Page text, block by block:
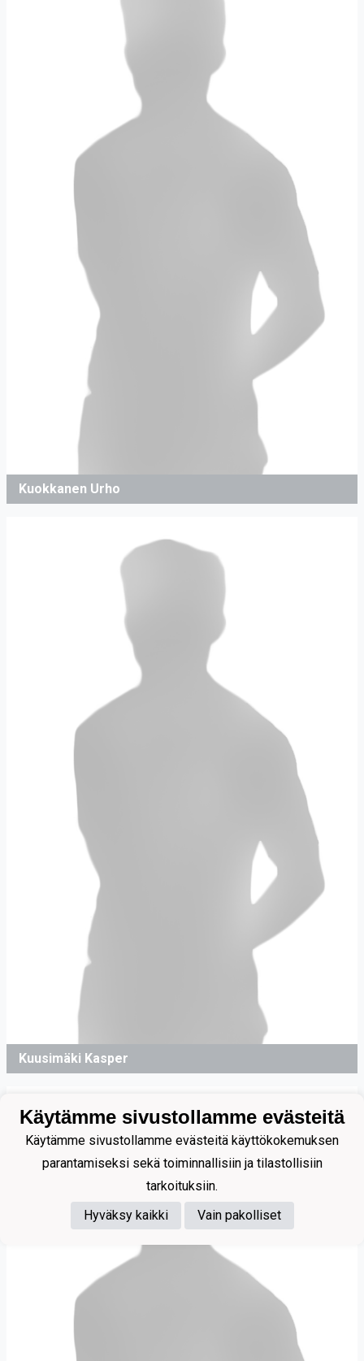
Kuokkanen Urho
Kuusimäki Kasper
Käytämme sivustollamme evästeitä
Käytämme sivustollamme evästeitä käyttökokemuksen
parantamiseksi sekä toiminnallisiin ja tilastollisiin
tarkoituksiin.
Hyväksy kaikki
Vain pakolliset